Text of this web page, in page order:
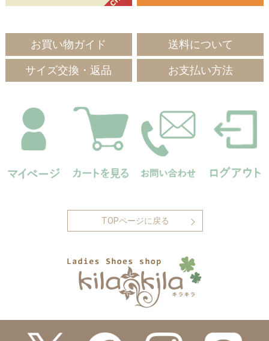
お買い物ガイド 送料について
サイズ交換・返品 お支払い方法
TOPページに戻る